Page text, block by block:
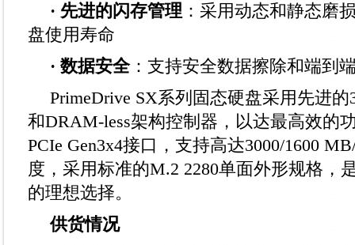
· 先进的闪存管理 ：采用动态和静态磨
盘使用寿命
· 数据安全：支持安全数据擦除和端到
PrimeDrive SX系列固态硬盘采用先进
和DRAM-less架构控制器，以达最高效的
PCIe Gen3x4接口，支持高达3000/1600
度，采用标准的M.2 2280单面外形规格，
的理想选择。
供货情况